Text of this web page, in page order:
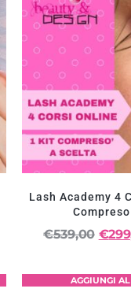
Lash Academy 4
€539,00 €
AGGIUNGI